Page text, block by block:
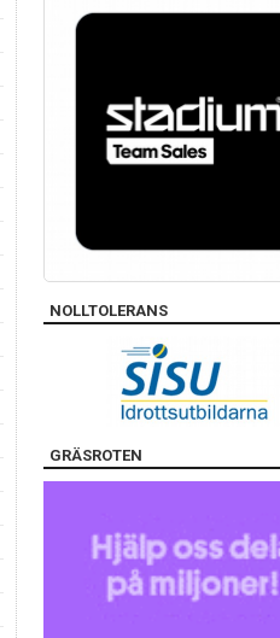
NOLLTOLERANS
GRÄSROTEN